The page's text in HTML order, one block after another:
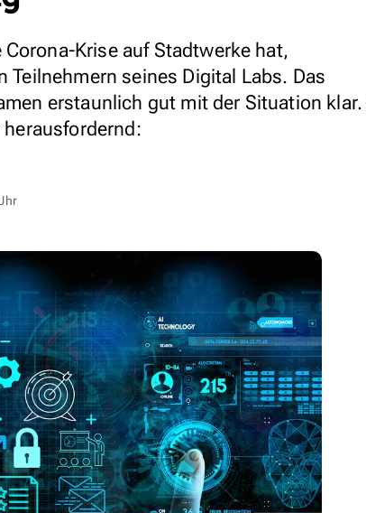
Krise auf Stadtwerke hat,
Teilnehmern seines Digital Labs. Das
erstaunlich gut mit der Situation klar.